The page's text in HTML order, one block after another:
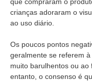
crianças adoraram o
ao uso diário.
Os poucos pontos
geralmente se referem
muito barulhentos ou
entanto, o consenso é